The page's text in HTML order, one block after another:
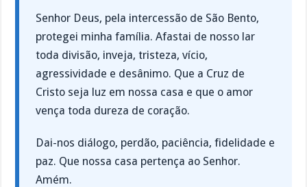
Senhor Deus, pela intercessão de São Bento,
protegei minha família. Afastai de nosso lar
toda divisão, inveja, tristeza, vício,
agressividade e desânimo. Que a Cruz de
Cristo seja luz em nossa casa e que o amor
vença toda dureza de coração.
Dai-nos diálogo, perdão, paciência, fidelidade e
paz. Que nossa casa pertença ao Senhor.
Amém.